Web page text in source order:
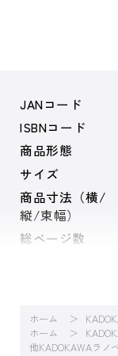
JANコード
ISBNコード
商品形態
サイズ
商品寸法（横/
縦/束幅）
総ページ数
ホーム
ホーム
他KADOKAWAラノ